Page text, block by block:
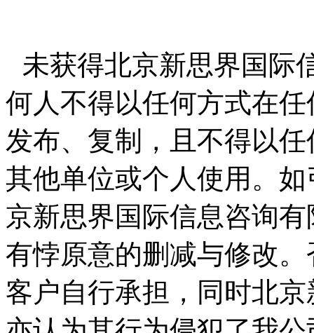
未获得北京新思界国际
何人不得以任何方式在
发布、复制，且不得以
其他单位或个人使用。
京新思界国际信息咨询
有悖原意的删减与修改
客户自行承担，同时北